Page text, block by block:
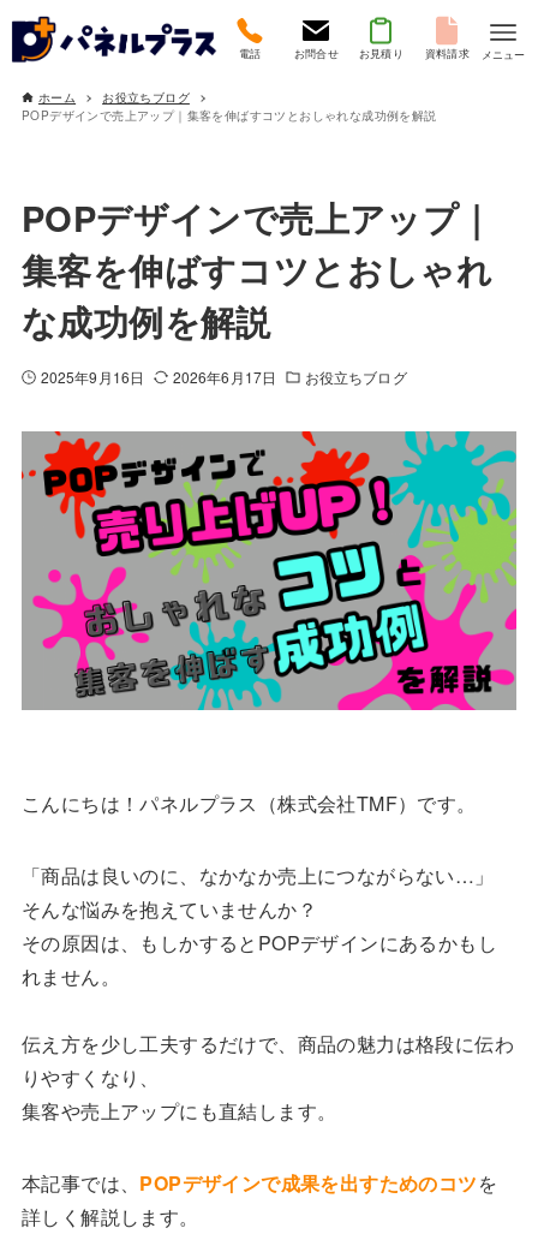
メニュー
電話 お問合せ お見積り 資料請求
ホーム
お役立ちブログ
POPデザインで売上アップ｜集客を伸ばすコツとおしゃれな成功例を解説
POPデザインで売上アップ｜
集客を伸ばすコツとおしゃれ
な成功例を解説
2025年9月16日 2026年6月17日 お役立ちブログ
こんにちは！パネルプラス（株式会社TMF）です。
「商品は良いのに、なかなか売上につながらない…」
そんな悩みを抱えていませんか？
その原因は、もしかするとPOPデザインにあるかもし
れません。
伝え方を少し工夫するだけで、商品の魅力は格段に伝わ
りやすくなり、
集客や売上アップにも直結します。
本記事では、 POPデザインで成果を出すためのコツを
詳しく解説します。